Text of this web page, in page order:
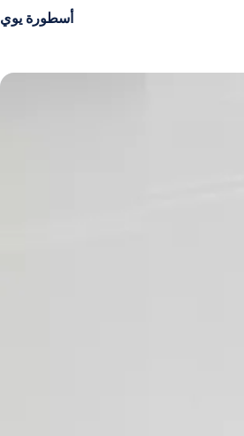
أسطورة يوي